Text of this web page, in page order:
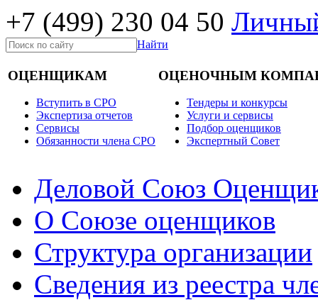
+7 (499) 230 04 50
Найти
ОЦЕНЩИКАМ
Вступить в СРО
Экспертиза отчетов
Cервисы
Обязанности члена СРО
ОЦЕНОЧНЫМ
Тендеры и конкурсы
Услуги и сервисы
Подбор оценщиков
Экспертный Совет
Деловой Союз
О Союзе оценщиков
Структура организации
Сведения из реестра